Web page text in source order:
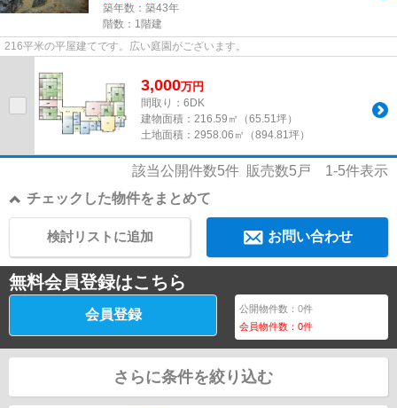
築年数：築43年
階数：1階建
216平米の平屋建てです。広い庭園がございます。
3,000万円
間取り：6DK
建物面積： 216.59㎡（65.51坪）
土地面積： 2958.06㎡（894.81坪）
該当公開件数5件 販売数5 戸 1-5件表示
チェックした物件をまとめて
お問い合わせ
検討リストに追加
無料会員登録はこちら
会員登録 公開物件数：0件
会員物件数：0件
さらに条件を絞り込む